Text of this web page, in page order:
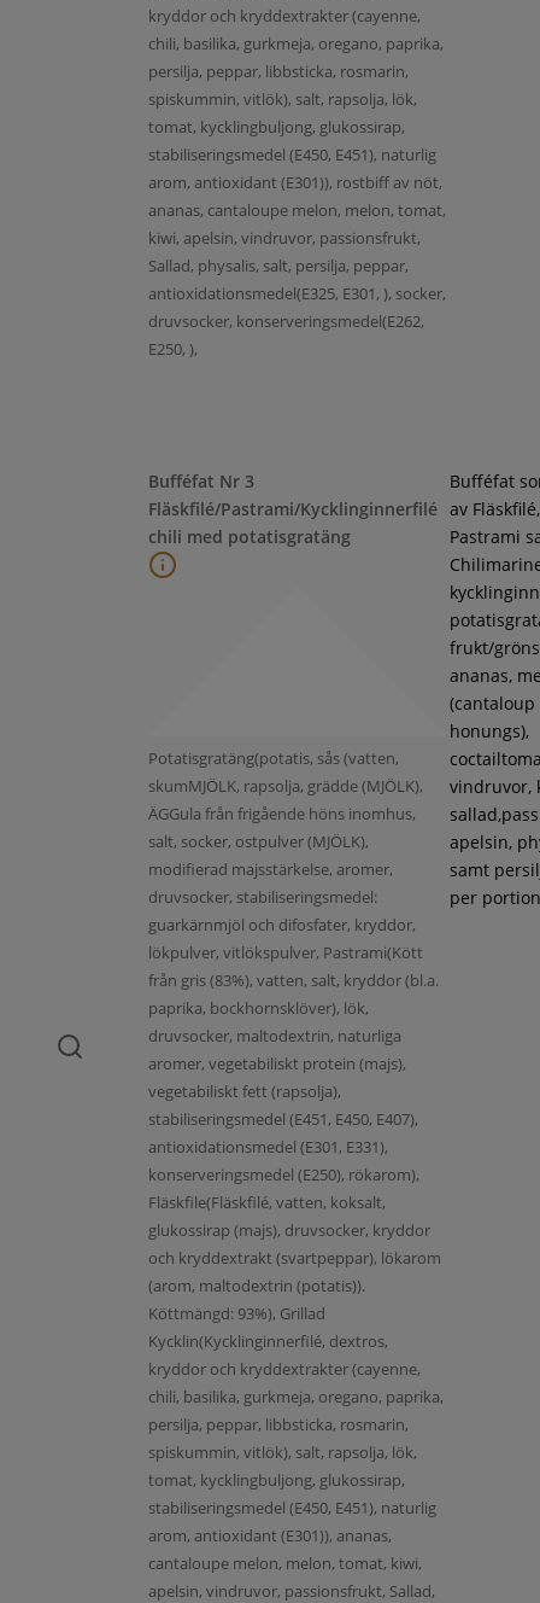
kryddor och kryddextrakter (cayenne,
chili, basilika, gurkmeja, oregano, paprika,
persilja, peppar, libbsticka, rosmarin,
spiskummin, vitlök), salt, rapsolja, lök,
tomat, kycklingbuljong, glukossirap,
stabiliseringsmedel (E450, E451), naturlig
arom, antioxidant (E301)), rostbiff av nöt,
ananas, cantaloupe melon, melon, tomat,
kiwi, apelsin, vindruvor, passionsfrukt,
Sallad, physalis, salt, persilja, peppar,
antioxidationsmedel(E325, E301, ), socker,
druvsocker, konserveringsmedel(E262,
E250, ),
Bufféfat Nr 3
Fläskfilé/Pastrami/Kycklinginnerfilé
chili med potatisgratäng
Potatisgratäng(potatis, sås (vatten,
skumMJÖLK, rapsolja, grädde (MJÖLK),
ÄGGula från frigående höns inomhus,
salt, socker, ostpulver (MJÖLK),
modifierad majsstärkelse, aromer,
druvsocker, stabiliseringsmedel:
guarkärnmjöl och difosfater, kryddor,
lökpulver, vitlökspulver, Pastrami(Kött
från gris (83%), vatten, salt, kryddor (bl.a.
paprika, bockhornsklöver), lök,
druvsocker, maltodextrin, naturliga
aromer, vegetabiliskt protein (majs),
vegetabiliskt fett (rapsolja),
stabiliseringsmedel (E451, E450, E407),
antioxidationsmedel (E301, E331),
konserveringsmedel (E250), rökarom),
Fläskfile(Fläskfilé, vatten, koksalt,
glukossirap (majs), druvsocker, kryddor
och kryddextrakt (svartpeppar), lökarom
(arom, maltodextrin (potatis)).
Köttmängd: 93%), Grillad
Kycklin(Kycklinginnerfilé, dextros,
kryddor och kryddextrakter (cayenne,
chili, basilika, gurkmeja, oregano, paprika,
persilja, peppar, libbsticka, rosmarin,
spiskummin, vitlök), salt, rapsolja, lök,
tomat, kycklingbuljong, glukossirap,
stabiliseringsmedel (E450, E451), naturlig
arom, antioxidant (E301)), ananas,
cantaloupe melon, melon, tomat, kiwi,
apelsin, vindruvor, passionsfrukt, Sallad,
Bufféfat
av Fläskfilé,
Pastrami
frukt/
ananas,
(cantaloup
honungs),
vindruvor,
apelsin,
samt
per